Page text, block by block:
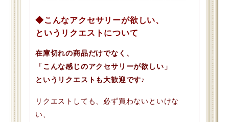
◆こんなアクセサリーが欲しい、
というリクエストについて
在庫切れの商品だけでなく、
「こんな感じのアクセサリーが欲しい」
というリクエストも大歓迎です♪
リクエストしても、必ず買わないといけな
い、